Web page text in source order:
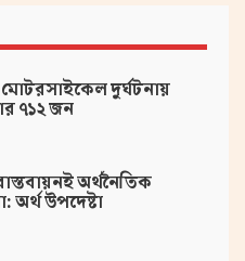
দুর্ঘটনায়
৭১২ জন
অর্থনৈতিক
অর্থ উপদেষ্টা